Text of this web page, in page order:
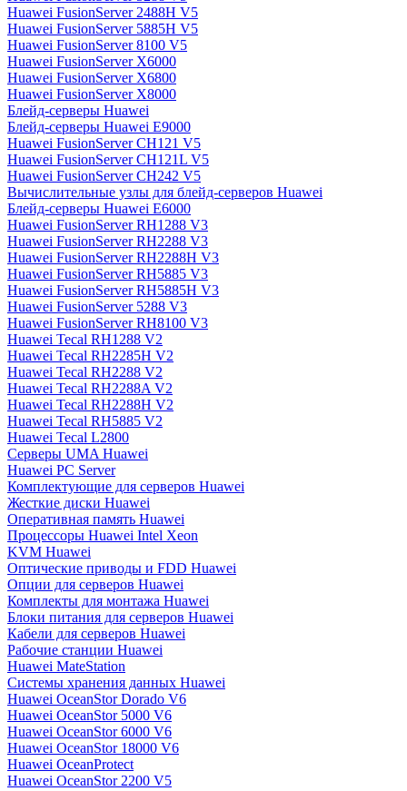
Huawei FusionServer 2488H V5
Huawei FusionServer 5885H V5
Huawei FusionServer 8100 V5
Huawei FusionServer X6000
Huawei FusionServer X6800
Huawei FusionServer X8000
Блейд-серверы Huawei
Блейд-серверы Huawei E9000
Huawei FusionServer CH121 V5
Huawei FusionServer CH121L V5
Huawei FusionServer CH242 V5
Вычислительные узлы для блейд-серверов Huawei
Блейд-серверы Huawei E6000
Huawei FusionServer RH1288 V3
Huawei FusionServer RH2288 V3
Huawei FusionServer RH2288H V3
Huawei FusionServer RH5885 V3
Huawei FusionServer RH5885H V3
Huawei FusionServer 5288 V3
Huawei FusionServer RH8100 V3
Huawei Tecal RH1288 V2
Huawei Tecal RH2285H V2
Huawei Tecal RH2288 V2
Huawei Tecal RH2288A V2
Huawei Tecal RH2288H V2
Huawei Tecal RH5885 V2
Huawei Tecal L2800
Серверы UMA Huawei
Huawei PC Server
Комплектующие для серверов Huawei
Жесткие диски Huawei
Оперативная память Huawei
Процессоры Huawei Intel Xeon
KVM Huawei
Оптические приводы и FDD Huawei
Опции для серверов Huawei
Комплекты для монтажа Huawei
Блоки питания для серверов Huawei
Кабели для серверов Huawei
Рабочие станции Huawei
Huawei MateStation
Системы хранения данных Huawei
Huawei OceanStor Dorado V6
Huawei OceanStor 5000 V6
Huawei OceanStor 6000 V6
Huawei OceanStor 18000 V6
Huawei OceanProtect
Huawei OceanStor 2200 V5